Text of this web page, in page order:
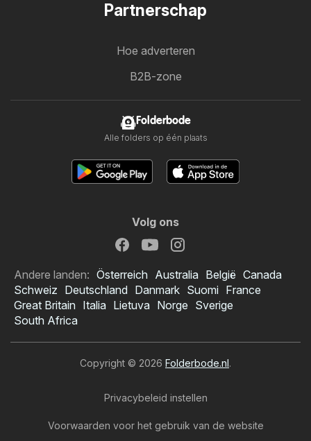
Partnerschap
Hoe adverteren
B2B-zone
Folderbode
Alle folders op één plaats
Volg ons
Andere landen: Österreich Australia België Canada
Schweiz Deutschland Danmark Suomi France
Great Britain Italia Lietuva Norge Sverige
South Africa
Copyright © 2026 Folderbode.nl.
Privacybeleid instellen
Voorwaarden voor het gebruik van de website